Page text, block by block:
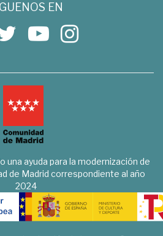
EN
una ayuda para la modernización de
de Madrid correspondiente al año
2024